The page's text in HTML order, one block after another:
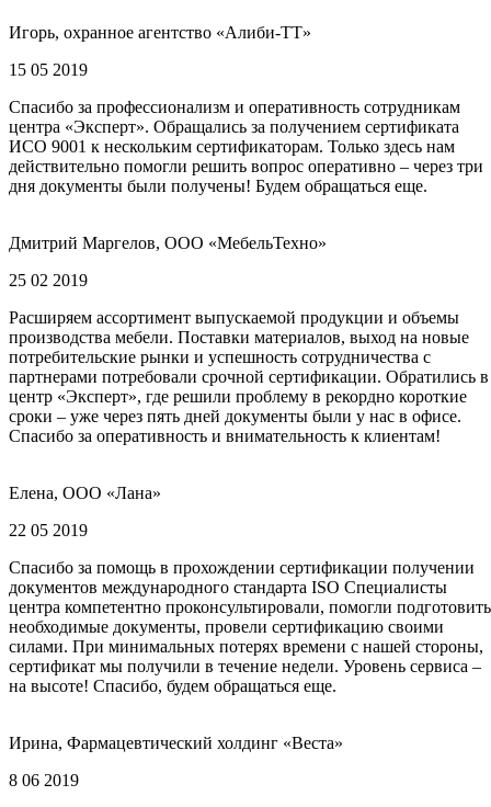
Игорь, охранное агентство «Алиби-ТТ»
15 05 2019
Спасибо за профессионализм и оперативность сотрудникам
центра «Эксперт». Обращались за получением сертификата
ИСО 9001 к нескольким сертификаторам. Только здесь нам
действительно помогли решить вопрос оперативно – через три
дня документы были получены! Будем обращаться еще.
Дмитрий Маргелов, ООО «МебельТехно»
25 02 2019
Расширяем ассортимент выпускаемой продукции и объемы
производства мебели. Поставки материалов, выход на новые
потребительские рынки и успешность сотрудничества с
партнерами потребовали срочной сертификации. Обратились в
центр «Эксперт», где решили проблему в рекордно короткие
сроки – уже через пять дней документы были у нас в офисе.
Спасибо за оперативность и внимательность к клиентам!
Елена, ООО «Лана»
22 05 2019
Спасибо за помощь в прохождении сертификации получении
документов международного стандарта ISO Специалисты
центра компетентно проконсультировали, помогли подготовить
необходимые документы, провели сертификацию своими
силами. При минимальных потерях времени с нашей стороны,
сертификат мы получили в течение недели. Уровень сервиса –
на высоте! Спасибо, будем обращаться еще.
Ирина, Фармацевтический холдинг «Веста»
8 06 2019